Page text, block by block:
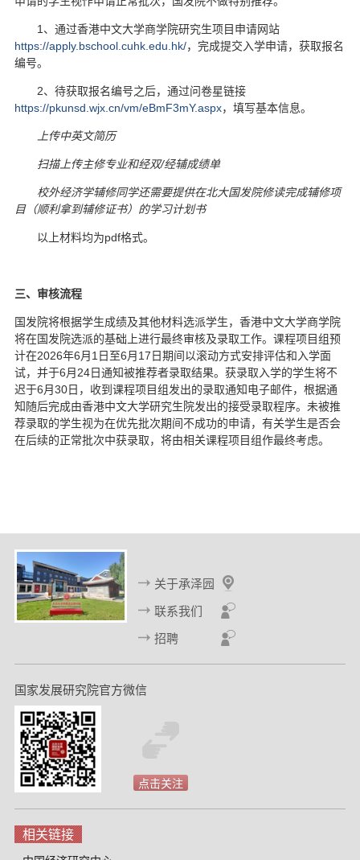
1、通过香港中文大学商学院研究生项目申请网站
https://apply.bschool.cuhk.edu.hk/，完成提交入学申请，获取报名
编号。
2、待获取报名编号之后，通过问卷星链接
https://pkunsd.wjx.cn/vm/eBmF3mY.aspx，填写基本信息。
上传中英文简历
扫描上传主修专业和经双/经辅成绩单
校外经济学辅修同学还需要提供在北大国发院修读完成辅修项
目（顺利拿到辅修证书）的学习计划书
以上材料均为pdf格式。
三、审核流程
国发院将根据学生成绩及其他材料选派学生，香港中文大学商学院
将在国发院选派的基础上进行最终审核及录取工作。课程项目组预
计在2026年6月1日至6月17日期间以滚动方式安排评估和入学面
试，并于6月24日通知被推荐者录取结果。获录取入学的学生将不
迟于6月30日，收到课程项目组发出的录取通知电子邮件，根据通
知随后完成由香港中文大学研究生院发出的接受录取程序。未被推
荐录取的学生视为在优先批次期间不成功的申请，有关学生是否会
在后续的正常批次中获录取，将由相关课程项目组作最终考虑。
关于承泽园
联系我们
招聘
国家发展研究院官方微信
点击关注
相关链接